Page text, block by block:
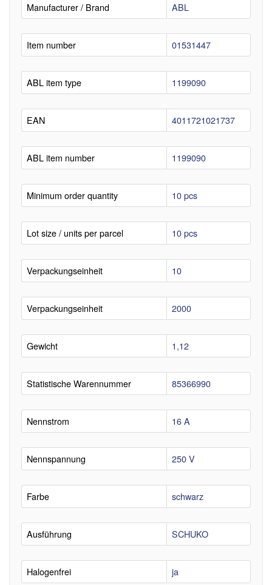
Manufacturer / Brand ABL
Item number 01531447
ABL item type 1199090
EAN 4011721021737
ABL item number 1199090
Minimum order quantity 10 pcs
Lot size / units per parcel 10 pcs
Verpackungseinheit 10
Verpackungseinheit 2000
Gewicht 1,12
Statistische Warennummer 85366990
Nennstrom 16 A
Nennspannung 250 V
Farbe schwarz
Ausführung SCHUKO
Halogenfrei ja